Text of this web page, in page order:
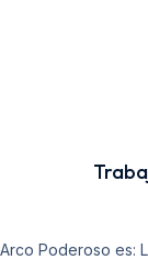
Arco Poderoso es: